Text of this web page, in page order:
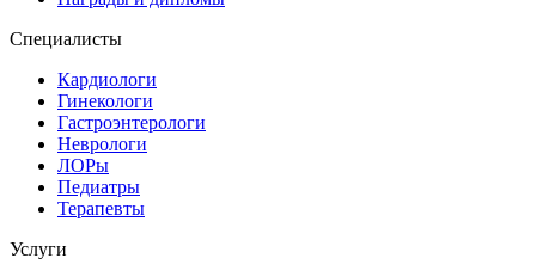
Специалисты
Кардиологи
Гинекологи
Гастроэнтерологи
Неврологи
ЛОРы
Педиатры
Терапевты
Услуги